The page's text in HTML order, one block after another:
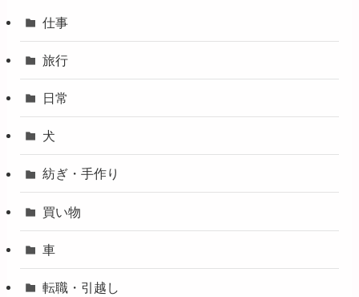
仕事
旅行
日常
犬
紡ぎ・手作り
買い物
車
転職・引越し